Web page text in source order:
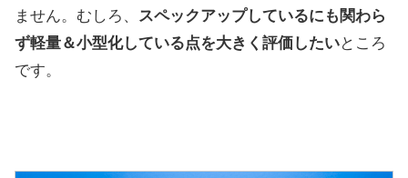
ません。むしろ、
スペックアップしているにも関わら
ず軽量＆小型化している点を大きく評価したいところ
です。